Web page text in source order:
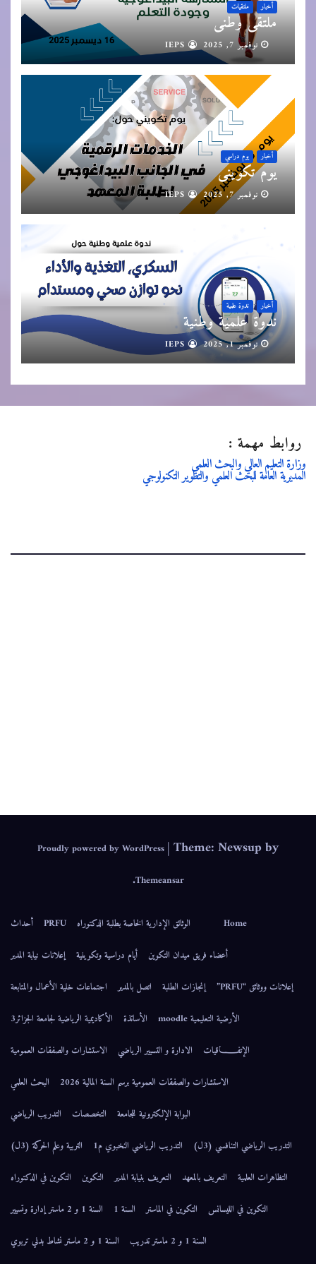
أخبار ملتقيات
ملتقى وطني
نوفمبر 7, 2025
أخبار يوم دراسي
يوم تكويني
نوفمبر 7, 2025
أخبار ندوة علمية
ندوة علمية وطنية
نوفمبر 1, 2025
روابط مهمة :
وزارة التعليم العالي والبحث العلمي
المديرية العامة للبحث العلمي والتطوير التكنولوجي
Proudly powered by WordPress |Theme: Newsup by
Themeansar
.
Home الوثائق الإدارية الخاصة بطلبة الدكتوراه PRFU
أحداث
أعضاء فريق ميدان التكوين
أيام دراسية وتكوينية
إعلانات نيابة المدير
إعلانات ووثائق “PRFU”
إنجازات الطلبة اتصل بالمدير
اجتماعات خلية الأعمال والمتابعة
الأرضية التعليمية moodle
الأساتذة
الأكاديمية الرياضية لجامعة الجزائر3
الإتفــــــاقيات
الادارة و التسيير الرياضي
الاستشارات والصفقات العمومية
الاستشارات والصفقات العمومية برسم السنة المالية 2026
البحث العلمي
البوابة الإلكترونية للجامعة
التخصصات
التدريب الرياضي
التدريب الرياضي التنافسي (3ل)
التدريب الرياضي النخبوي م1
التربية وعلم الحركة (3ل)
التظاهرات العلمية
التعريف بالمعهد التعريف بنيابة المدير التكوين
التكوين في الدكتوراه
التكوين في الليسانس
التكوين في الماستر السنة 1
السنة 1 و 2 ماستر إدارة وتسيير
السنة 1 و 2 ماستر تدريب
السنة 1 و 2 ماستر نشاط بدني تربوي